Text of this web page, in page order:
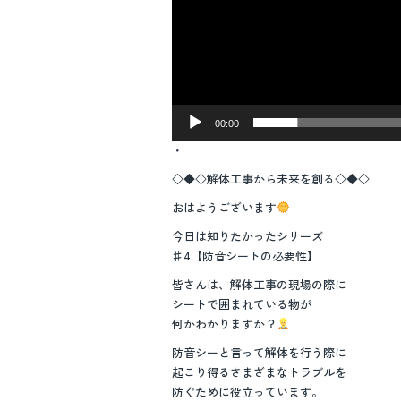
00:00
・
◇◆◇解体工事から未来を創る◇◆◇
おはようございます
今日は知りたかったシリーズ
♯4【防音シートの必要性】
皆さんは、解体工事の現場の際に
シートで囲まれている物が
何かわかりますか？
防音シーと言って解体を行う際に
起こり得るさまざまなトラブルを
防ぐために役立っています。